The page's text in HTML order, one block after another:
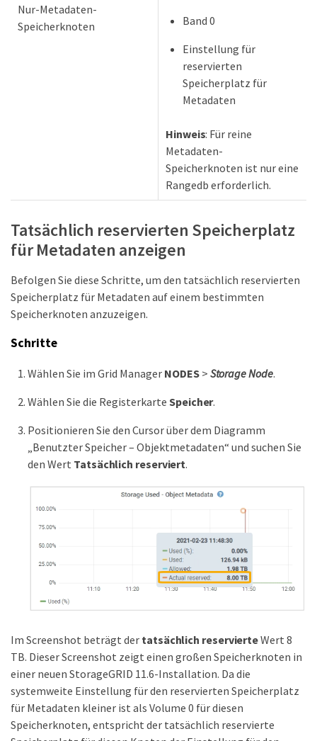
Nur-Metadaten-
Speicherknoten
Band 0
Einstellung für
reservierten
Speicherplatz für
Metadaten
Hinweis: Für reine
Metadaten-
Speicherknoten ist nur eine
Rangedb erforderlich.
Tatsächlich reservierten Speicherplatz
für Metadaten anzeigen
Befolgen Sie diese Schritte, um den tatsächlich reservierten
Speicherplatz für Metadaten auf einem bestimmten
Speicherknoten anzuzeigen.
Schritte
Wählen Sie im Grid Manager NODES> Storage Node.
Wählen Sie die Registerkarte Speicher.
Positionieren Sie den Cursor über dem Diagramm
„Benutzter Speicher – Objektmetadaten“ und suchen Sie
den Wert Tatsächlich reserviert.
Im Screenshot beträgt der tatsächlich reservierteWert 8
TB. Dieser Screenshot zeigt einen großen Speicherknoten in
einer neuen StorageGRID 11.6-Installation. Da die
systemweite Einstellung für den reservierten Speicherplatz
für Metadaten kleiner ist als Volume 0 für diesen
Speicherknoten, entspricht der tatsächlich reservierte